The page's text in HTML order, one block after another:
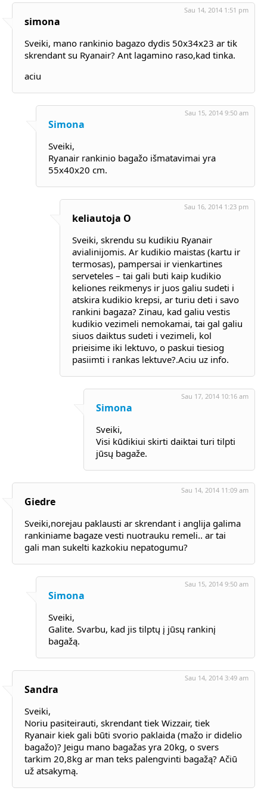
simona
Sau 14, 2014 1:51 pm
Sveiki, mano rankinio bagazo dydis 50x34x23 ar tik
skrendant su Ryanair? Ant lagamino raso,kad tinka.
aciu
Simona
Sau 15, 2014 9:50 am
Sveiki,
Ryanair rankinio bagažo išmatavimai yra
55x40x20 cm.
keliautoja O
Sau 16, 2014 1:23 pm
Sveiki, skrendu su kudikiu Ryanair
avialinijomis. Ar kudikio maistas (kartu ir
termosas), pampersai ir vienkartines
serveteles – tai gali buti kaip kudikio
keliones reikmenys ir juos galiu sudeti i
atskira kudikio krepsi, ar turiu deti i savo
rankini bagaza? Zinau, kad galiu vestis
kudikio vezimeli nemokamai, tai gal galiu
siuos daiktus sudeti i vezimeli, kol
prieisime iki lektuvo, o paskui tiesiog
pasiimti i rankas lektuve?.Aciu uz info.
Simona
Sau 17, 2014 10:16 am
Sveiki,
Visi kūdikiui skirti daiktai turi tilpti
jūsų bagaže.
Giedre
Sau 14, 2014 11:09 am
Sveiki,norejau paklausti ar skrendant i anglija galima
rankiniame bagaze vesti nuotrauku remeli.. ar tai
gali man sukelti kazkokiu nepatogumu?
Simona
Sau 15, 2014 9:50 am
Sveiki,
Galite. Svarbu, kad jis tilptų į jūsų rankinį
bagažą.
Sandra
Sau 14, 2014 3:49 am
Sveiki,
Noriu pasiteirauti, skrendant tiek Wizzair, tiek
Ryanair kiek gali būti svorio paklaida (mažo ir didelio
bagažo)? Jeigu mano bagažas yra 20kg, o svers
tarkim 20,8kg ar man teks palengvinti bagažą? Ačiū
už atsakymą.